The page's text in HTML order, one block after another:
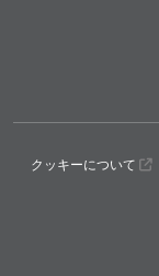
クッキーについて